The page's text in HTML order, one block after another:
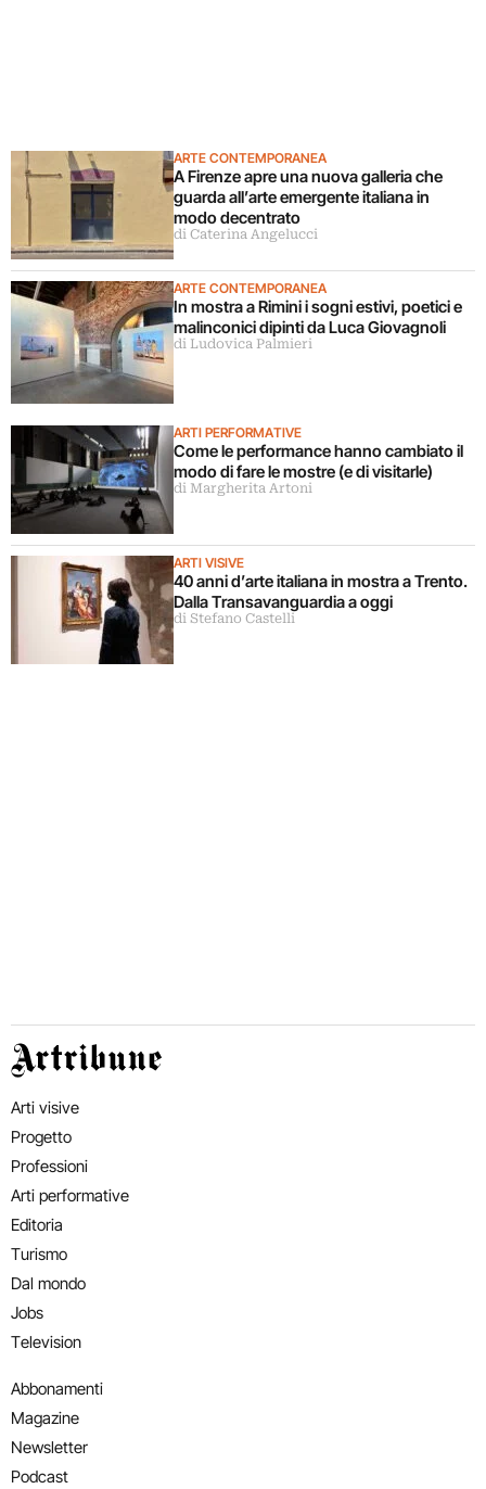
ARTE CONTEMPORANEA
A Firenze apre una nuova galleria che
guarda all’arte emergente italiana in
modo decentrato
di Caterina Angelucci
ARTE CONTEMPORANEA
In mostra a Rimini i sogni estivi, poetici e
malinconici dipinti da Luca Giovagnoli
di Ludovica Palmieri
ARTI PERFORMATIVE
Come le performance hanno cambiato il
modo di fare le mostre (e di visitarle)
di Margherita Artoni
ARTI VISIVE
40 anni d’arte italiana in mostra a Trento.
Dalla Transavanguardia a oggi
di Stefano Castelli
Artribune
Arti visive
Progetto
Professioni
Arti performative
Editoria
Turismo
Dal mondo
Jobs
Television
Abbonamenti
Magazine
Newsletter
Podcast